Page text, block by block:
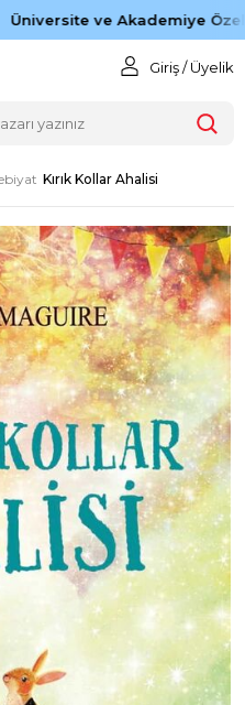
Üniversite ve Akademiye Özel
Giriş / Üyelik
Kırık Kollar Ahalisi